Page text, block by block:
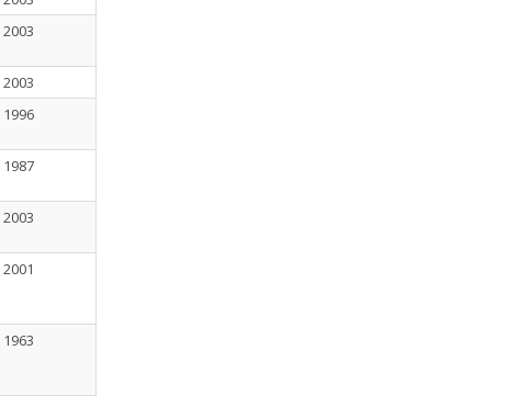
2003
2003
1996
1987
2003
2001
1963